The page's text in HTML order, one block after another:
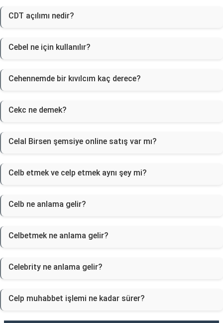
CDT açılımı nedir?
Cebel ne için kullanılır?
Cehennemde bir kıvılcım kaç derece?
Cekc ne demek?
Celal Birsen şemsiye online satış var mı?
Celb etmek ve celp etmek aynı şey mi?
Celb ne anlama gelir?
Celbetmek ne anlama gelir?
Celebrity ne anlama gelir?
Celp muhabbet işlemi ne kadar sürer?